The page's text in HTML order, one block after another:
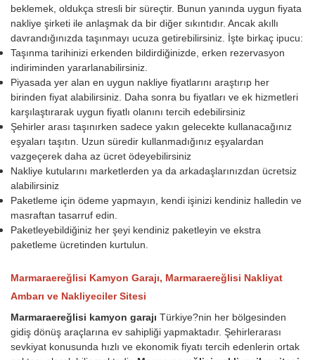
beklemek, oldukça stresli bir süreçtir. Bunun yanında uygun fiyata
nakliye şirketi ile anlaşmak da bir diğer sıkıntıdır. Ancak akıllı
davrandığınızda taşınmayı ucuza getirebilirsiniz. İşte birkaç ipucu:
Taşınma tarihinizi erkenden bildirdiğinizde, erken rezervasyon
indiriminden yararlanabilirsiniz.
Piyasada yer alan en uygun nakliye fiyatlarını araştırıp her
birinden fiyat alabilirsiniz. Daha sonra bu fiyatları ve ek hizmetleri
karşılaştırarak uygun fiyatlı olanını tercih edebilirsiniz
Şehirler arası taşınırken sadece yakın gelecekte kullanacağınız
eşyaları taşıtın. Uzun süredir kullanmadığınız eşyalardan
vazgeçerek daha az ücret ödeyebilirsiniz
Nakliye kutularını marketlerden ya da arkadaşlarınızdan ücretsiz
alabilirsiniz
Paketleme için ödeme yapmayın, kendi işinizi kendiniz halledin ve
masraftan tasarruf edin.
Paketleyebildiğiniz her şeyi kendiniz paketleyin ve ekstra
paketleme ücretinden kurtulun.
Marmaraereğlisi Kamyon Garajı, Marmaraereğlisi Nakliyat
Ambarı ve Nakliyeciler Sitesi
Marmaraereğlisi kamyon garajı Türkiye?nin her bölgesinden
gidiş dönüş araçlarına ev sahipliği yapmaktadır. Şehirlerarası
sevkiyat konusunda hızlı ve ekonomik fiyatı tercih edenlerin ortak